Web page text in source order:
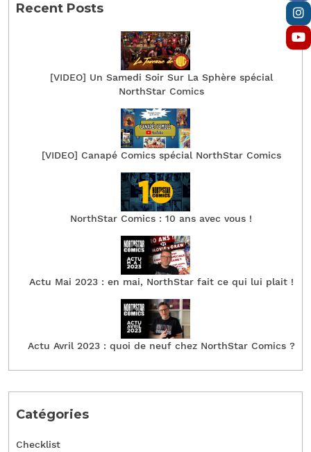
Recent Posts
[VIDEO] Un Samedi Soir Sur La Sphère spécial
NorthStar Comics
[VIDEO] Canapé Comics spécial NorthStar Comics
NorthStar Comics : 10 ans avec vous !
Actu Mai 2023 : en mai, NorthStar fait ce qui lui plait !
Actu Avril 2023 : quoi de neuf chez NorthStar Comics ?
Catégories
Checklist